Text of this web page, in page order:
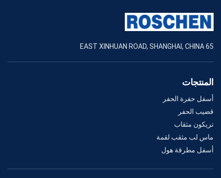
65 EAST XINHUAN ROAD, SHANGHAI, CHINA
المنتجات
أسفل حفرة الحفر
قضيب الحفر
تريكون مثقاب
ماس لب مثقب لقمة
أسفل مطرقة هول